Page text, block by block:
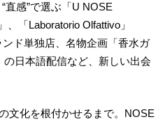
直感”で選ぶ「U NOSE
「Laboratorio Olfattivo」
ンド単独店、名物企画「香水ガ
日本語配信など、新しい出会
文化を根付かせるまで。NOSE